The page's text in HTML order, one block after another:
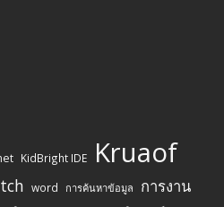
KidBright IDE Kruaof
word การค้นหาข้อมูล
การงาน